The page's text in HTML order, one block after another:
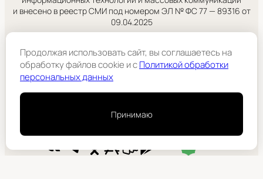
и внесено в реестр СМИ под номером ЭЛ № ФС 77 — 89316 от
09.04.2025
Правовая информация
Учредитель:
ООО «ЛАЙК-РАДИО».
Продолжая использовать сайт, вы соглашаетесь на
обработку файлов cookie и cПолитикой обработки
персональных данных
Принимаю